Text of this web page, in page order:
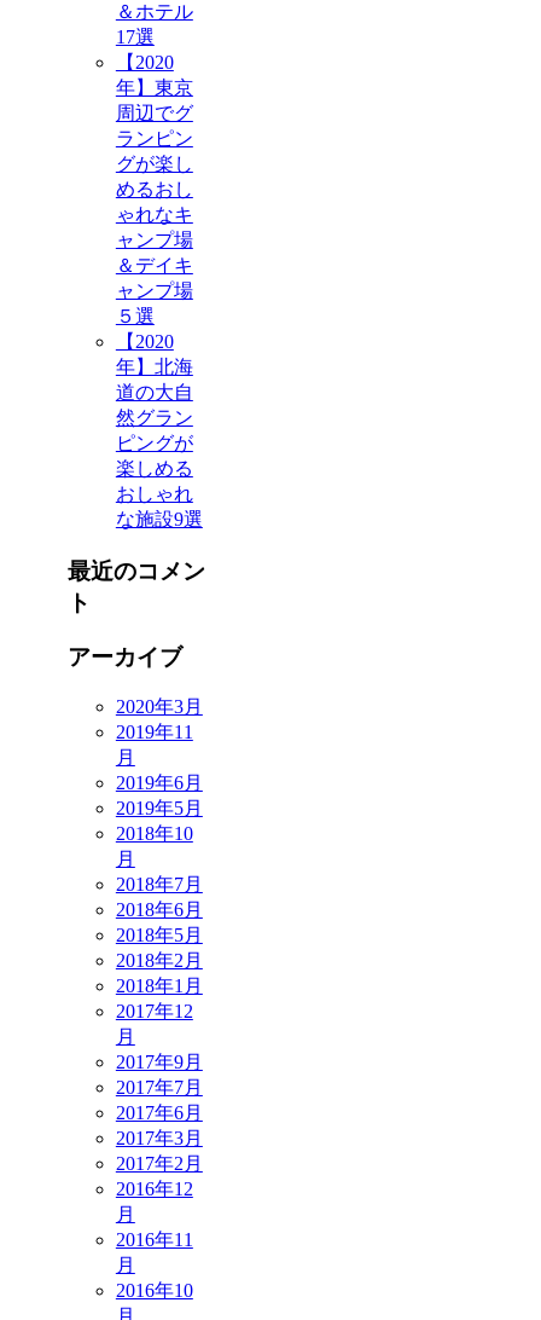
＆ホテル
17選
【2020
年】東京
周辺でグ
ランピン
グが楽し
めるおし
ゃれなキ
ャンプ場
＆デイキ
ャンプ場
５選
【2020
年】北海
道の大自
然グラン
ピングが
楽しめる
おしゃれ
な施設9選
最近のコメン
ト
アーカイブ
2020年3月
2019年11
月
2019年6月
2019年5月
2018年10
月
2018年7月
2018年6月
2018年5月
2018年2月
2018年1月
2017年12
月
2017年9月
2017年7月
2017年6月
2017年3月
2017年2月
2016年12
月
2016年11
月
2016年10